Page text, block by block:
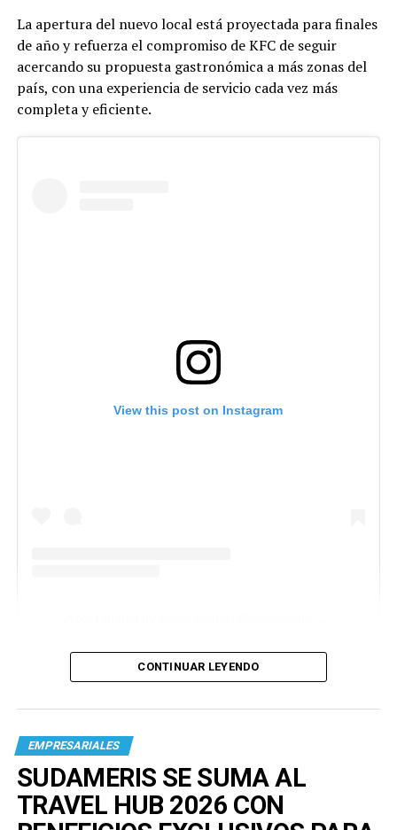
La apertura del nuevo local está proyectada para finales
de año y refuerza el compromiso de KFC de seguir
acercando su propuesta gastronómica a más zonas del
país, con una experiencia de servicio cada vez más
completa y eficiente.
View this post on Instagram
CONTINUAR LEYENDO
EMPRESARIALES
SUDAMERIS SE SUMA AL
TRAVEL HUB 2026 CON